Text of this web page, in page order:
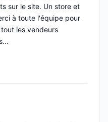
sur le site. Un store et
à toute l'équipe pour
les vendeurs